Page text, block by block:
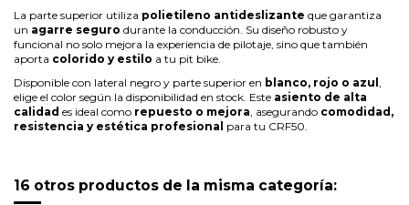
La parte superior utiliza polietileno antideslizante que garantiza
un agarre seguro durante la conducción. Su diseño robusto y
funcional no solo mejora la experiencia de pilotaje, sino que también
aporta colorido y estilo a tu pit bike.
Disponible con lateral negro y parte superior en blanco, rojo o azul
elige el color según la disponibilidad en stock. Este asiento de alta
calidad es ideal como repuesto o mejora , asegurando comodidad,
resistencia y estética profesional para tu CRF50.
16 otros productos de la misma categoría: